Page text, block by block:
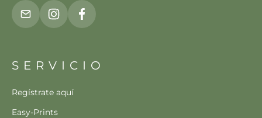
SERVICIO
Regístrate aquí
Easy-Prints